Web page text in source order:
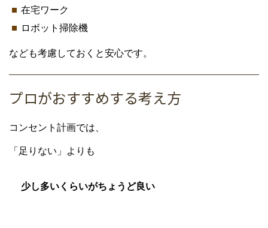
在宅ワーク
ロボット掃除機
なども考慮しておくと安心です。
プロがおすすめする考え方
コンセント計画では、
「足りない」よりも
少し多いくらいがちょうど良い